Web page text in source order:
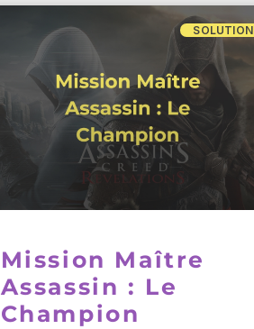
SOLUTION
Mission Maître
Assassin : Le
Champion